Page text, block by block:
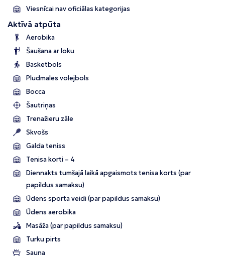
Viesnīcai nav oficiālas kategorijas
Aktīvā atpūta
Aerobika
Šaušana ar loku
Basketbols
Pludmales volejbols
Bocca
Šautriņas
Trenažieru zāle
Skvošs
Galda teniss
Tenisa korti – 4
Diennakts tumšajā laikā apgaismots tenisa korts (par
papildus samaksu)
Ūdens sporta veidi (par papildus samaksu)
Ūdens aerobika
Masāža (par papildus samaksu)
Turku pirts
Sauna